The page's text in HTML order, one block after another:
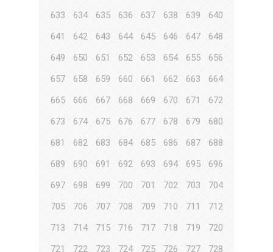
633
634 635 636 637 638 639
640
641
642 643 644 645 646 647
648
649
650 651 652 653 654 655
656
657
658 659 660 661 662 663
664
665
666 667 668 669 670 671
672
673
674 675 676 677 678 679
680
681
682 683 684 685 686 687
688
689
690 691 692 693 694 695
696
697
698 699 700 701 702 703
704
705
706 707 708 709 710 711
712
713
714 715 716 717 718 719
720
721
722 723 724 725 726 727 728